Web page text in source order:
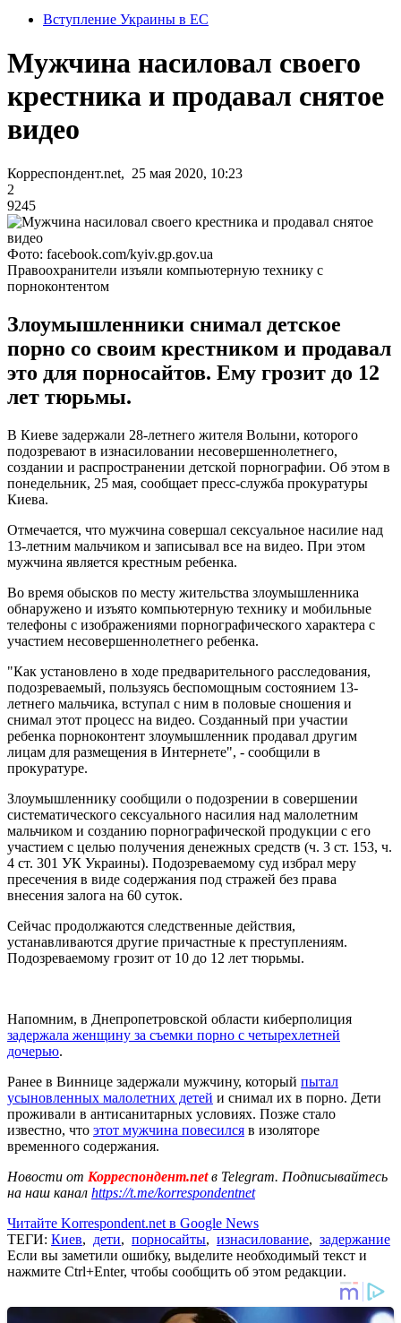
Вступление Украины в ЕС
Мужчина насиловал своего
крестника и продавал снятое
видео
Корреспондент.net, 25 мая 2020, 10:23
2
9245
Фото: facebook.com/kyiv.gp.gov.ua
Правоохранители изъяли компьютерную технику с
порноконтентом
Злоумышленники снимал детское
порно со своим крестником и продавал
это для порносайтов. Ему грозит до 12
лет тюрьмы.
В Киеве задержали 28-летнего жителя Волыни, которого
подозревают в изнасиловании несовершеннолетнего,
создании и распространении детской порнографии. Об этом в
понедельник, 25 мая, сообщает пресс-служба прокуратуры
Киева.
Отмечается, что мужчина совершал сексуальное насилие над
13-летним мальчиком и записывал все на видео. При этом
мужчина является крестным ребенка.
Во время обысков по месту жительства злоумышленника
обнаружено и изъято компьютерную технику и мобильные
телефоны с изображениями порнографического характера с
участием несовершеннолетнего ребенка.
"Как установлено в ходе предварительного расследования,
подозреваемый, пользуясь беспомощным состоянием 13-
летнего мальчика, вступал с ним в половые сношения и
снимал этот процесс на видео. Созданный при участии
ребенка порноконтент злоумышленник продавал другим
лицам для размещения в Интернете", - сообщили в
прокуратуре.
Злоумышленнику сообщили о подозрении в совершении
систематического сексуального насилия над малолетним
мальчиком и созданию порнографической продукции с его
участием с целью получения денежных средств (ч. 3 ст. 153, ч.
4 ст. 301 УК Украины). Подозреваемому суд избрал меру
пресечения в виде содержания под стражей без права
внесения залога на 60 суток.
Сейчас продолжаются следственные действия,
устанавливаются другие причастные к преступлениям.
Подозреваемому грозит от 10 до 12 лет тюрьмы.
Напомним, в Днепропетровской области киберполиция
задержала женщину за съемки порно с четырехлетней
дочерью.
Ранее в Виннице задержали мужчину, который пытал
усыновленных малолетних детей и снимал их в порно. Дети
проживали в антисанитарных условиях. Позже стало
известно, что этот мужчина повесился в изоляторе
временного содержания.
Новости от Корреспондент.netв Telegram. Подписывайтесь
на наш канал https://t.me/korrespondentnet
Читайте Korrespondent.net в Google News
ТЕГИ: Киев, дети, порносайты, изнасилование, задержание
Если вы заметили ошибку, выделите необходимый текст и
нажмите Ctrl+Enter, чтобы сообщить об этом редакции.